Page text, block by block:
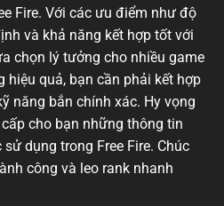
Fire. Với các ưu điểm như độ
và khả năng kết hợp tốt với
chọn lý tưởng cho nhiều game
hiệu quả, bạn cần phải kết hợp
năng bắn chính xác. Hy vọng
cho bạn những thông tin
dụng trong Free Fire. Chúc
công và leo rank nhanh